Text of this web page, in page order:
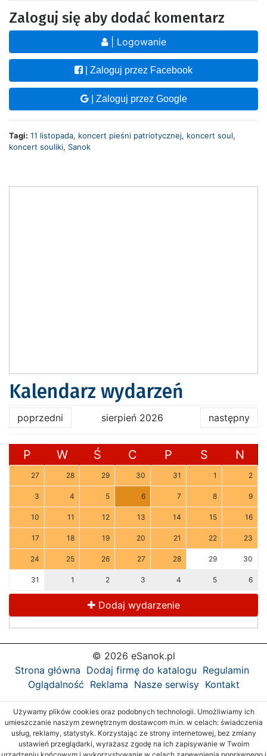
Zaloguj się aby dodać komentarz
| Logowanie
| Zaloguj przez Facebook
| Zaloguj przez Google
Tagi: 11 listopada, koncert pieśni patriotycznej, koncert soul,
koncert souliki, Sanok
Kalendarz wydarzeń
poprzedni sierpień 2026 następny
P W Ś C P S N
27 28 29 30 31 1 2
3 4 5 6 7 8 9
10 11 12 13 14 15 16
17 18 19 20 21 22 23
24 25 26 27 28 29 30
31 1 2 3 4 5 6
Dodaj wydarzenie
© 2026 eSanok.pl
Strona główna Dodaj firmę do katalogu Regulamin
Oglądalność Reklama Nasze serwisy Kontakt
Używamy plików cookies oraz podobnych technologii. Umożliwiamy ich
umieszczanie naszym zewnętrznym dostawcom m.in. w celach: świadczenia
usług, reklamy, statystyk. Korzystając ze strony internetowej, bez zmiany
ustawień przeglądarki, wyrażasz zgodę na ich zapisywanie w Twoim